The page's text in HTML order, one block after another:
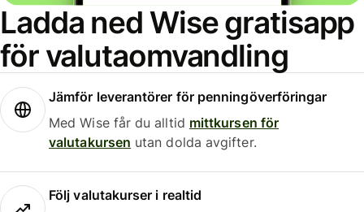
Ladda ned Wise gratisapp
för valutaomvandling
Jämför leverantörer för penningöverföringar
Med Wise får du alltid mittkursen för
valutakursen utan dolda avgifter.
Följ valutakurser i realtid